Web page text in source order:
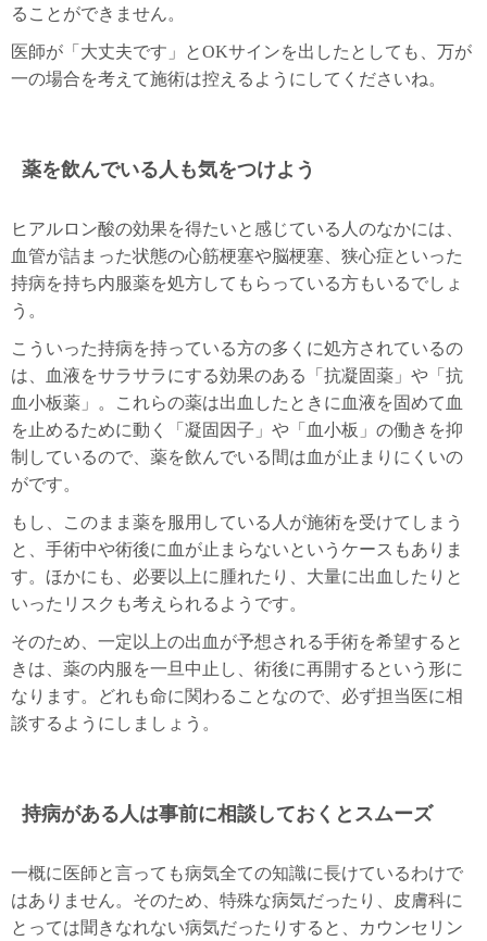
ることができません。
医師が「大丈夫です」とOKサインを出したとしても、万が
一の場合を考えて施術は控えるようにしてくださいね。
薬を飲んでいる人も気をつけよう
ヒアルロン酸の効果を得たいと感じている人のなかには、
血管が詰まった状態の心筋梗塞や脳梗塞、狭心症といった
持病を持ち内服薬を処方してもらっている方もいるでしょ
う。
こういった持病を持っている方の多くに処方されているの
は、血液をサラサラにする効果のある「抗凝固薬」や「抗
血小板薬」。これらの薬は出血したときに血液を固めて血
を止めるために動く「凝固因子」や「血小板」の働きを抑
制しているので、薬を飲んでいる間は血が止まりにくいの
がです。
もし、このまま薬を服用している人が施術を受けてしまう
と、手術中や術後に血が止まらないというケースもありま
す。ほかにも、必要以上に腫れたり、大量に出血したりと
いったリスクも考えられるようです。
そのため、一定以上の出血が予想される手術を希望すると
きは、薬の内服を一旦中止し、術後に再開するという形に
なります。どれも命に関わることなので、必ず担当医に相
談するようにしましょう。
持病がある人は事前に相談しておくとスムーズ
一概に医師と言っても病気全ての知識に長けているわけで
はありません。そのため、特殊な病気だったり、皮膚科に
とっては聞きなれない病気だったりすると、カウンセリン